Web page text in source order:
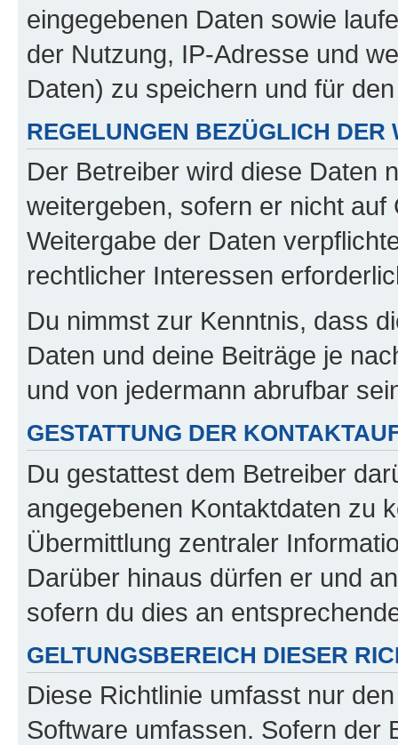
eingegebenen Daten sowie
der Nutzung, IP-Adresse und
Daten) zu speichern und für
REGELUNGEN BEZÜGLICH DER
Der Betreiber wird diese Daten
weitergeben, sofern er nicht
Weitergabe der Daten
rechtlicher Interessen
Du nimmst zur Kenntnis, dass
Daten und deine Beiträge je
und von jedermann abrufbar
GESTATTUNG DER
Du gestattest dem Betreiber
angegebenen Kontaktdaten zu
Übermittlung zentraler
Darüber hinaus dürfen er und
sofern du dies an
GELTUNGSBEREICH DIESER
Diese Richtlinie umfasst nur
Software umfassen. Sofern der